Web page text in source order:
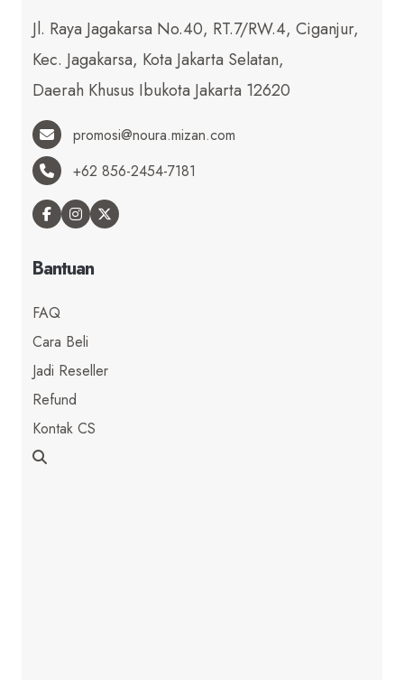
Jl. Raya Jagakarsa No.40, RT.7/RW.4, Ciganjur,
Kec. Jagakarsa, Kota Jakarta Selatan,
Daerah Khusus Ibukota Jakarta 12620
promosi@noura.mizan.com
+62 856-2454-7181
Bantuan
FAQ
Cara Beli
Jadi Reseller
Refund
Kontak CS